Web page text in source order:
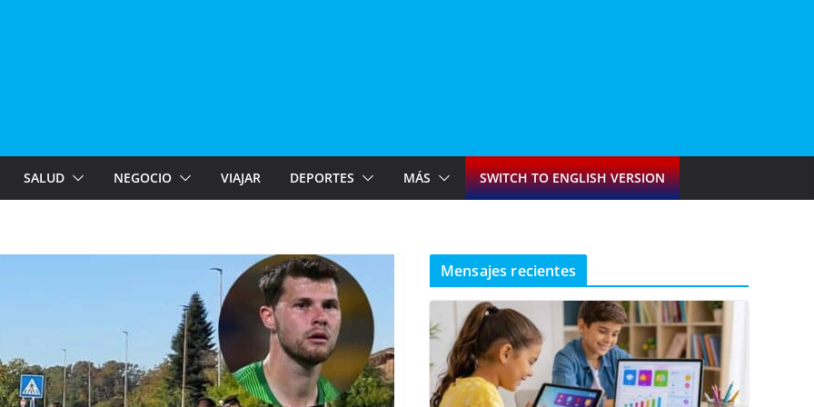
SALUD NEGOCIO VIAJAR DEPORTES MÁS SWITCH TO ENGLISH VERSION
Mensajes recientes